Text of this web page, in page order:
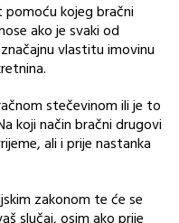
kojeg bračni
ako je svaki od
vlastitu imovinu
stečevinom ili je to
koji način bračni drugovi
ali i prije nastanka
zakonom te će se